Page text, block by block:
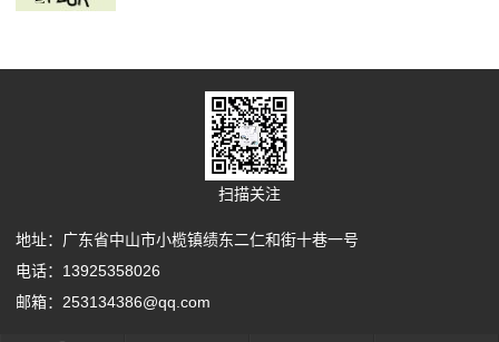
扫描关注
地址：广东省中山市小榄镇绩东二仁和街十巷一号
电话：13925358026
邮箱：253134386@qq.com